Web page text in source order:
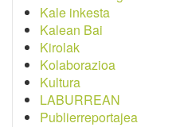
Kale inkesta
Kalean Bai
Kirolak
Kolaborazioa
Kultura
LABURREAN
Publierreportajea